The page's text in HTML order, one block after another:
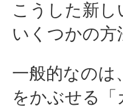
こうした新
いくつかの方
一般的なのは
をかぶせる